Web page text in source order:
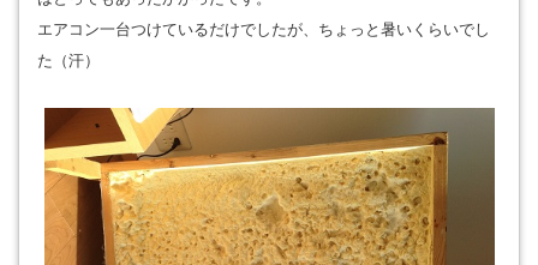
エアコン一台つけているだけでしたが、ちょっと暑いくらいでし
た（汗）